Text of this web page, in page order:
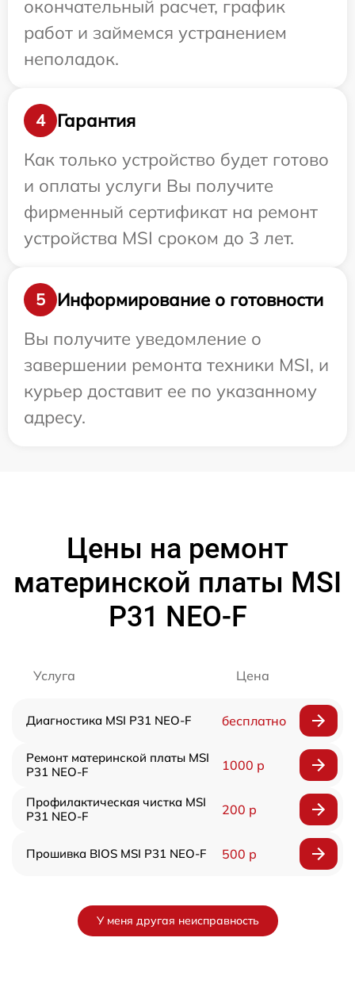
окончательный расчет, график
работ и займемся устранением
неполадок.
4
Гарантия
Как только устройство будет готово
и оплаты услуги Вы получите
фирменный сертификат на ремонт
устройства MSI сроком до 3 лет.
5
Информирование о готовности
Вы получите уведомление о
завершении ремонта техники MSI, и
курьер доставит ее по указанному
адресу.
Цены на ремонт
материнской платы MSI
P31 NEO-F
Услуга Цена
Диагностика MSI P31 NEO-F бесплатно
Ремонт материнской платы MSI
P31 NEO-F
1000 р
Профилактическая чистка MSI
P31 NEO-F
200 р
Прошивка BIOS MSI P31 NEO-F 500 р
У меня другая неисправность